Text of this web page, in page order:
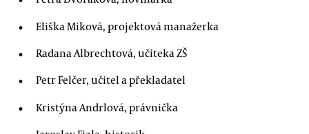
Eliška Miková, projektová manažerka
Radana Albrechtová, učiteka ZŠ
Petr Felčer, učitel a překladatel
Kristýna Andrlová, právnička